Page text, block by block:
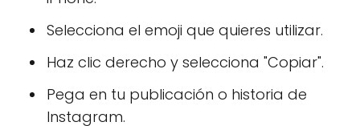
Selecciona el emoji que quieres utilizar.
Haz clic derecho y selecciona "Copiar".
Pega en tu publicación o historia de
Instagram.